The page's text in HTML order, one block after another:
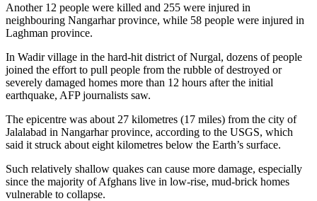
Another 12 people were killed and 255 were injured in
neighbouring Nangarhar province, while 58 people were injured in
Laghman province.
In Wadir village in the hard-hit district of Nurgal, dozens of people
joined the effort to pull people from the rubble of destroyed or
severely damaged homes more than 12 hours after the initial
earthquake, AFP journalists saw.
The epicentre was about 27 kilometres (17 miles) from the city of
Jalalabad in Nangarhar province, according to the USGS, which
said it struck about eight kilometres below the Earth’s surface.
Such relatively shallow quakes can cause more damage, especially
since the majority of Afghans live in low-rise, mud-brick homes
vulnerable to collapse.